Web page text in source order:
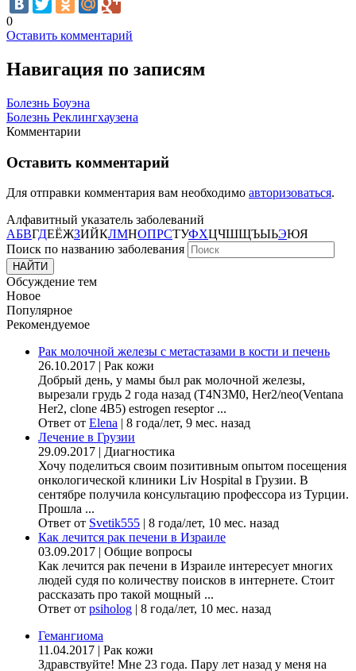
0
Оставить комментарий
Навигация по записям
Болезнь Боуэна
Болезнь Реклингхаузена
Комментарии
Оставить комментарий
Для отправки комментария вам необходимо авторизоваться.
Алфавитный указатель заболеваний
АБВГДЕЁЖЗИЙКЛМНОПРСТУФХЦЧШЩЪЫЬЭЮЯ
Поиск по названию заболевания
Обсуждение тем
Новое
Популярное
Рекомендуемое
Рак молочной железы с метастазами в кости и печень
26.10.2017 | Рак кожи
Добрый день, у мамы был рак молочной железы,
вырезали грудь 2 года назад (Т4N3M0, Her2/neo(Ventana
Her2, clone 4B5) estrogen reseptor ...
Ответ от Elena | 8 года/лет, 9 мес. назад
Лечение в Грузии
29.09.2017 | Диагностика
Хочу поделиться своим позитивным опытом посещения
онкологической клиники Liv Hospital в Грузии. В
сентябре получила консультацию профессора из Турции.
Прошла ...
Ответ от Svetik555 | 8 года/лет, 10 мес. назад
Как лечится рак печени в Израиле
03.09.2017 | Общие вопросы
Как лечится рак печени в Израиле интересует многих
людей судя по количеству поисков в интернете. Стоит
рассказать про такой мощный ...
Ответ от psiholog | 8 года/лет, 10 мес. назад
Гемангиома
11.04.2017 | Рак кожи
Здравствуйте! Мне 23 года. Пару лет назад у меня на